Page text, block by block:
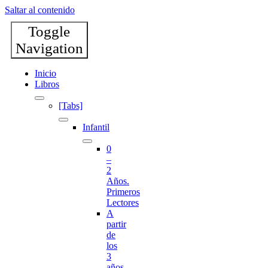
Saltar al contenido
Toggle
Navigation
Inicio
Libros
[Tabs]
Infantil
0
–
2
Años.
Primeros
Lectores
A
partir
de
los
3